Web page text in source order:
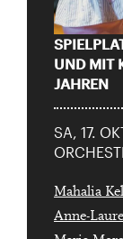
UND MIT
JAHREN
SA, 17.
Mahalia
Anne-